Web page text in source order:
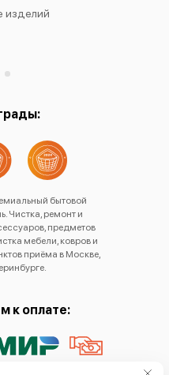
изделий
бытовой
Чистка, ремонт и
предметов
мебели, ковров и
приёма в Москве,
к оплате: